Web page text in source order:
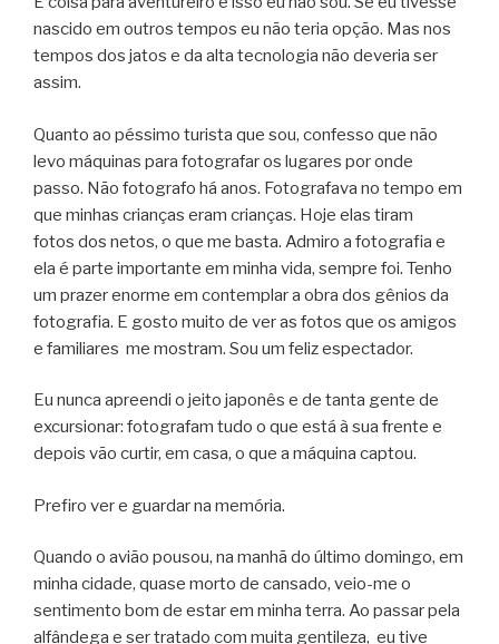
nascido em outros tempos eu não teria opção. Mas nos
tempos dos jatos e da alta tecnologia não deveria ser
assim.
Quanto ao péssimo turista que sou, confesso que não
levo máquinas para fotografar os lugares por onde
passo. Não fotografo há anos. Fotografava no tempo em
que minhas crianças eram crianças. Hoje elas tiram
fotos dos netos, o que me basta. Admiro a fotografia e
ela é parte importante em minha vida, sempre foi. Tenho
um prazer enorme em contemplar a obra dos gênios da
fotografia. E gosto muito de ver as fotos que os amigos
e familiares me mostram. Sou um feliz espectador.
Eu nunca apreendi o jeito japonês e de tanta gente de
excursionar: fotografam tudo o que está à sua frente e
depois vão curtir, em casa, o que a máquina captou.
Prefiro ver e guardar na memória.
Quando o avião pousou, na manhã do último domingo, em
minha cidade, quase morto de cansado, veio-me o
sentimento bom de estar em minha terra. Ao passar pela
alfândega e ser tratado com muita gentileza, eu tive